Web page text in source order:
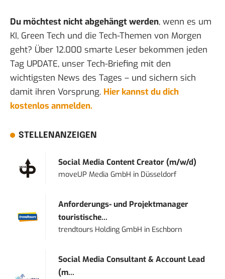
Du möchtest nicht abgehängt werden, wenn es um
KI, Green Tech und die Tech-Themen von Morgen
geht? Über 12.000 smarte Leser bekommen jeden
Tag UPDATE, unser Tech-Briefing mit den
wichtigsten News des Tages – und sichern sich
damit ihren Vorsprung. Hier kannst du dich
kostenlos anmelden.
STELLENANZEIGEN
Social Media Content Creator (m/w/d)
moveUP Media GmbH in Düsseldorf
Anforderungs- und Projektmanager
touristische...
trendtours Holding GmbH in Eschborn
Social Media Consultant & Account Lead
(m...